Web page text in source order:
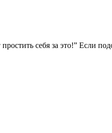
себя за это!” Если